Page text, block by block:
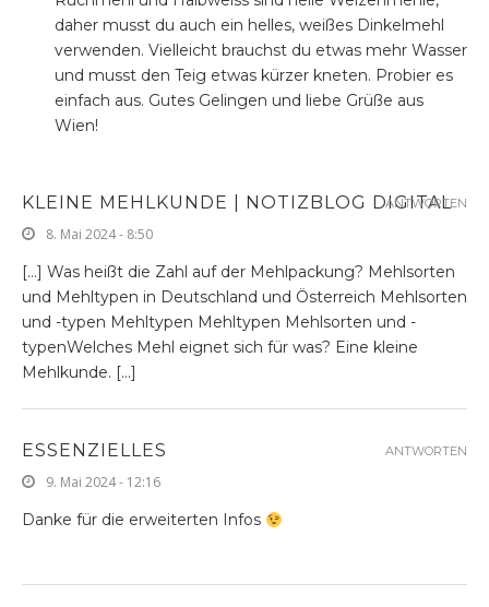
daher musst du auch ein helles, weißes Dinkelmehl
verwenden. Vielleicht brauchst du etwas mehr Wasser
und musst den Teig etwas kürzer kneten. Probier es
einfach aus. Gutes Gelingen und liebe Grüße aus
Wien!
KLEINE MEHLKUNDE | NOTIZBLOG DIGITAL
8. Mai 2024 - 8:50
[…] Was heißt die Zahl auf der Mehlpackung? Mehlsorten
und Mehltypen in Deutschland und Österreich Mehlsorten
und -typen Mehltypen Mehltypen Mehlsorten und -
typenWelches Mehl eignet sich für was? Eine kleine
Mehlkunde. […]
ANTWORTEN
ESSENZIELLES
9. Mai 2024 - 12:16
Danke für die erweiterten Infos
ANTWORTEN